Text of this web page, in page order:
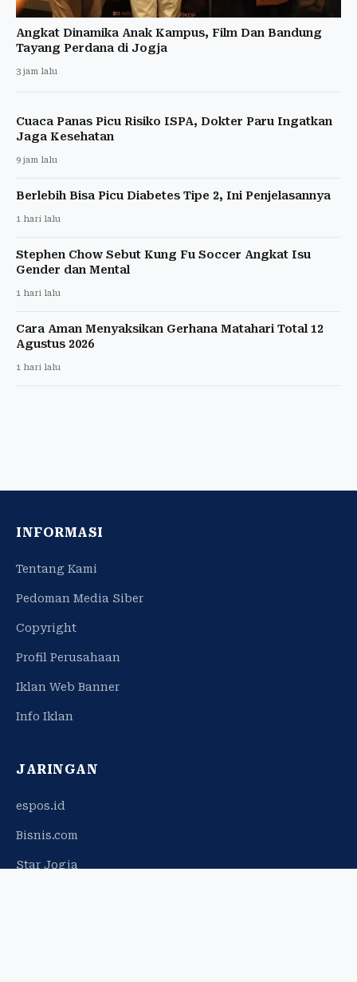
Angkat Dinamika Anak Kampus, Film Dan Bandung
Tayang Perdana di Jogja
3 jam lalu
Cuaca Panas Picu Risiko ISPA, Dokter Paru Ingatkan
Jaga Kesehatan
9 jam lalu
Berlebih Bisa Picu Diabetes Tipe 2, Ini Penjelasannya
1 hari lalu
Stephen Chow Sebut Kung Fu Soccer Angkat Isu
Gender dan Mental
1 hari lalu
Cara Aman Menyaksikan Gerhana Matahari Total 12
Agustus 2026
1 hari lalu
INFORMASI
Tentang Kami
Pedoman Media Siber
Copyright
Profil Perusahaan
Iklan Web Banner
Info Iklan
JARINGAN
espos.id
Bisnis.com
Star Jogja